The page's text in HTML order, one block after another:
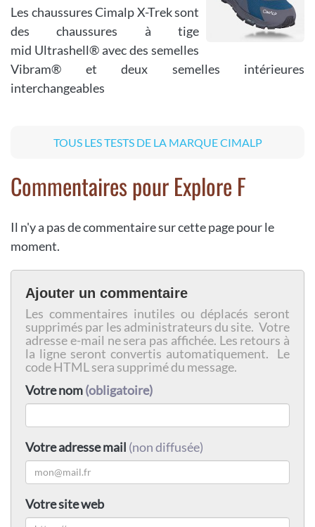
Les chaussures Cimalp X-Trek sont
des chaussures à tige
mid Ultrashell® avec des semelles
Vibram® et deux semelles intérieures
interchangeables
TOUS LES TESTS DE LA MARQUE CIMALP
Commentaires pour Explore F
Il n'y a pas de commentaire sur cette page pour le
moment.
Ajouter un commentaire
Les commentaires inutiles ou déplacés seront
supprimés par les administrateurs du site. Votre
adresse e-mail ne sera pas affichée. Les retours à
la ligne seront convertis automatiquement. Le
code HTML sera supprimé du message.
Votre nom(obligatoire)
Votre adresse mail (non diffusée)
Votre site web